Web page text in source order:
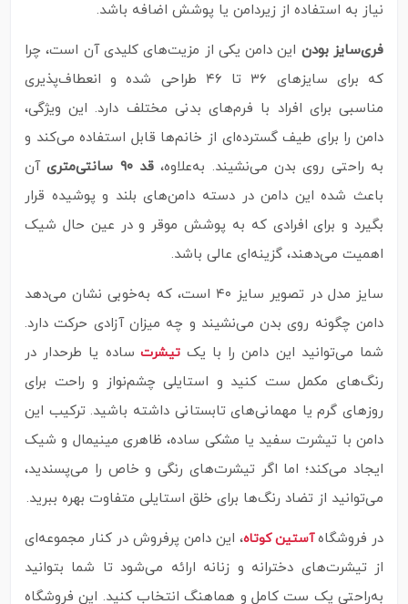
نیاز به استفاده از زیر‌دامن یا پوشش اضافه باشد.
فری‌سایز بودن این دامن یکی از مزیت‌های کلیدی آن است، چرا
که برای سایزهای ۳۶ تا ۴۶ طراحی شده و انعطاف‌پذیری
مناسبی برای افراد با فرم‌های بدنی مختلف دارد. این ویژگی،
دامن را برای طیف گسترده‌ای از خانم‌ها قابل استفاده می‌کند و
به راحتی روی بدن می‌نشیند. به‌علاوه، قد ۹۰ سانتی‌متری
آن
باعث شده این دامن در دسته دامن‌های بلند و پوشیده قرار
بگیرد و برای افرادی که به پوشش موقر و در عین حال شیک
اهمیت می‌دهند، گزینه‌ای عالی باشد.
سایز مدل در تصویر سایز ۴۰ است، که به‌خوبی نشان می‌دهد
دامن چگونه روی بدن می‌نشیند و چه میزان آزادی حرکت دارد.
شما می‌توانید این دامن را با یکتیشرت ساده یا طرحدار در
رنگ‌های مکمل ست کنید و استایلی چشم‌نواز و راحت برای
روزهای گرم یا مهمانی‌های تابستانی داشته باشید. ترکیب این
دامن با تیشرت سفید یا مشکی ساده، ظاهری مینیمال و شیک
ایجاد می‌کند؛ اما اگر تیشرت‌های رنگی و خاص را می‌پسندید،
می‌توانید از تضاد رنگ‌ها برای خلق استایلی متفاوت بهره ببرید.
در فروشگاهآستین کوتاه، این دامن پرفروش در کنار مجموعه‌ای
از تیشرت‌های دخترانه و زنانه ارائه می‌شود تا شما بتوانید
به‌راحتی یک ست کامل و هماهنگ انتخاب کنید. این فروشگاه